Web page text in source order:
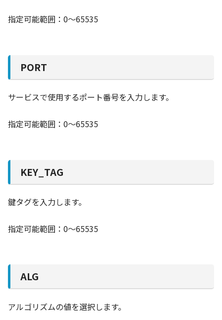
指定可能範囲：0～65535
PORT
サービスで使用するポート番号を入力します。
指定可能範囲：0～65535
KEY_TAG
鍵タグを入力します。
指定可能範囲：0～65535
ALG
アルゴリズムの値を選択します。